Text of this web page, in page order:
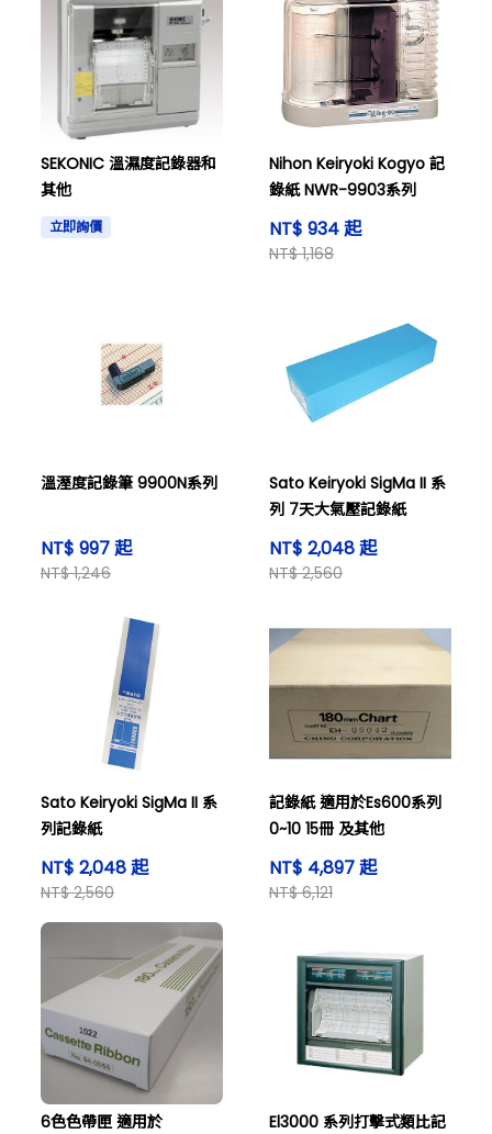
SEKONIC 溫濕度記錄器和
其他
立即詢價
Nihon Keiryoki Kogyo 記
錄紙 NWR-9903系列
NT$ 934 起
NT$ 1,168
溫溼度記錄筆 9900N系列
NT$ 997 起
NT$ 1,246
Sato Keiryoki SigMa II 系
列 7天大氣壓記錄紙
NT$ 2,048 起
NT$ 2,560
Sato Keiryoki SigMa II 系
列記錄紙
NT$ 2,048 起
NT$ 2,560
記錄紙 適用於Es600系列
0~10 15冊 及其他
NT$ 4,897 起
NT$ 6,121
6色色帶匣 適用於
El3000 系列打擊式類比記